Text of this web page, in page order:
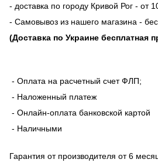
- доставка по городу Кривой Рог - от
- Самовывоз из нашего магазина -
(Доставка по Украине бесплатная
- Оплата на расчетный счет ФЛП;
- Наложенный платеж
- Онлайн-оплата банковской картой
- Наличными
Гарантия от производителя от 6